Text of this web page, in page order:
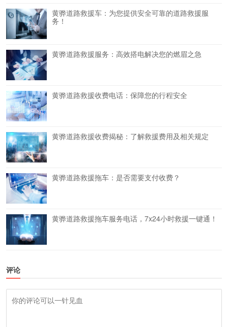
黄骅道路救援车：为您提供安全可靠的道路救援服
务！
黄骅道路救援服务：高效搭电解决您的燃眉之急
黄骅道路救援收费电话：保障您的行程安全
黄骅道路救援收费揭秘：了解救援费用及相关规定
黄骅道路救援拖车：是否需要支付收费？
黄骅道路救援拖车服务电话，7x24小时救援一键通！
评论